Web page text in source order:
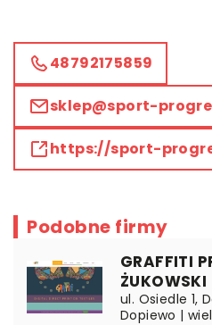
48792175859
sklep@sport-
https://sport-
Podobne firmy
GRAFFITI
ŻUKOWSKI
ul. Osiedle 1,
Dopiewo |